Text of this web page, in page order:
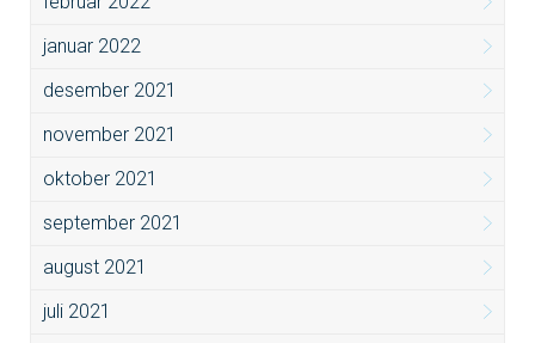
januar 2022
desember 2021
november 2021
oktober 2021
september 2021
august 2021
juli 2021